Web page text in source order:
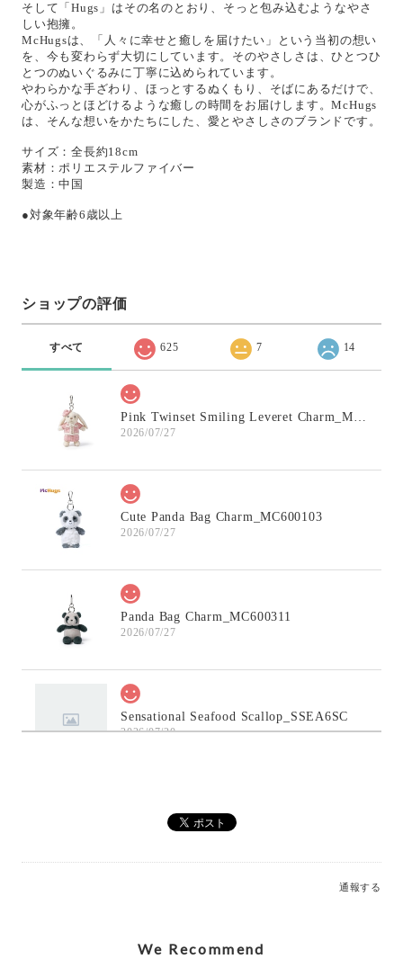
そして「Hugs」はその名のとおり、そっと包み込むようなやさ
しい抱擁。
McHugsは、「人々に幸せと癒しを届けたい」という当初の想い
を、今も変わらず大切にしています。そのやさしさは、ひとつひ
とつのぬいぐるみに丁寧に込められています。
やわらかな手ざわり、ほっとするぬくもり、そばにあるだけで、
心がふっとほどけるような癒しの時間をお届けします。McHugs
は、そんな想いをかたちにした、愛とやさしさのブランドです。
サイズ：全長約18cm
素材：ポリエステルファイバー
製造：中国
●対象年齢6歳以上
ショップの評価
すべて 625 7 14
Pink Twinset Smiling Leveret Charm_MC600145
2026/07/27
Cute Panda Bag Charm_MC600103
2026/07/27
Panda Bag Charm_MC600311
2026/07/27
Sensational Seafood Scallop_SSEA6SC
2026/07/20
2026/07/12
通報する
We Recommend